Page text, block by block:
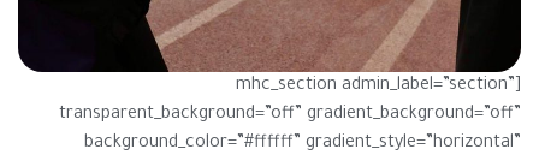
[mhc_section admin_label=”section”
transparent_background=”off” gradient_background=”off”
background_color=”#ffffff” gradient_style=”horizontal”